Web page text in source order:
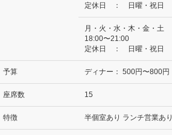
定休日 ： 日曜・祝日
月・火・水・木・金・土
18:00〜21:00
定休日 ： 日曜・祝日
予算 ディナー： 500円〜800円
座席数 15
特徴 半個室あり ランチ営業あり